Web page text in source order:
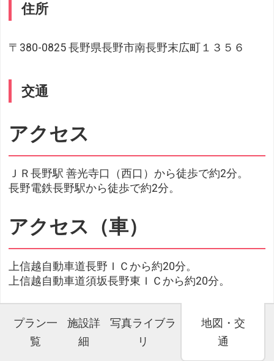
住所
〒380-0825 長野県長野市南長野末広町１３５６
交通
アクセス
ＪＲ長野駅 善光寺口（西口）から徒歩で約2分。
長野電鉄長野駅から徒歩で約2分。
アクセス（車）
上信越自動車道長野ＩＣから約20分。
上信越自動車道須坂長野東ＩＣから約20分。
プラン一
覧
施設詳
細
写真ライブラ
リ
地図・交
通